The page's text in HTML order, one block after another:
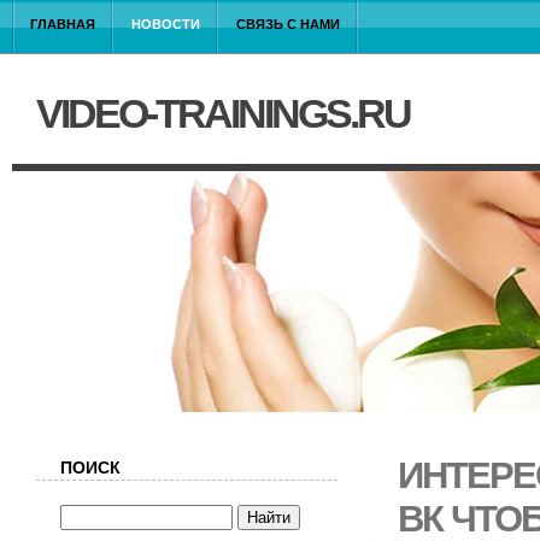
ГЛАВНАЯ НОВОСТИ СВЯЗЬ С НАМИ
VIDEO-TRAININGS.RU
ВК
ПОИСК